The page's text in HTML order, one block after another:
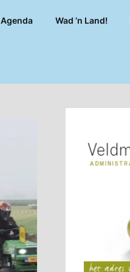
Agenda Wad ’n Land!